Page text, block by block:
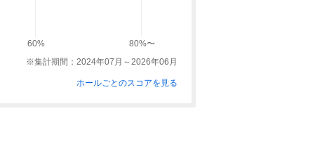
60%
80%〜
※集計期間：2024年07月～2026年06月
ホールごとのスコアを見る